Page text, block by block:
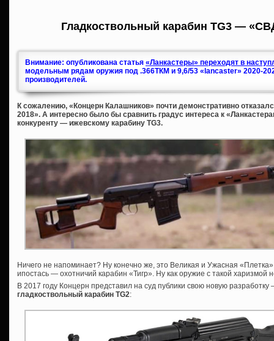
Гладкоствольный карабин TG3 —
Внимание: опубликована статья «Ланкастеры» переходят в
модельным рядам оружия под .366ТКМ и 9,6/53 «lancaster» 2020-
производителей.
К сожалению, «Концерн Калашников» почти демонстративно
2018». А интересно было бы сравнить градус интереса к
конкуренту — ижевскому карабину TG3.
Ничего не напоминает? Ну конечно же, это Великая и Ужасная
ипостась — охотничий карабин «Тигр». Ну как оружие с такой харизмой
В 2017 году Концерн представил на суд публики свою новую
гладкоствольный карабин TG2: